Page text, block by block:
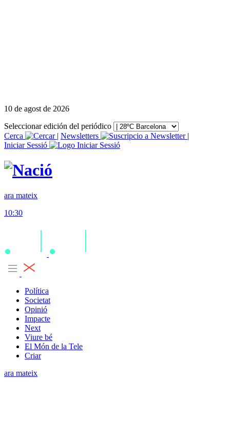
10 de agost de 2026
Seleccionar edición del periódico
Cerca
| Newsletters
|
Iniciar Sessió
ara mateix
10:30
Política
Societat
Opinió
Impacte
Next
Viure bé
El Món de la Tele
Criar
ara mateix